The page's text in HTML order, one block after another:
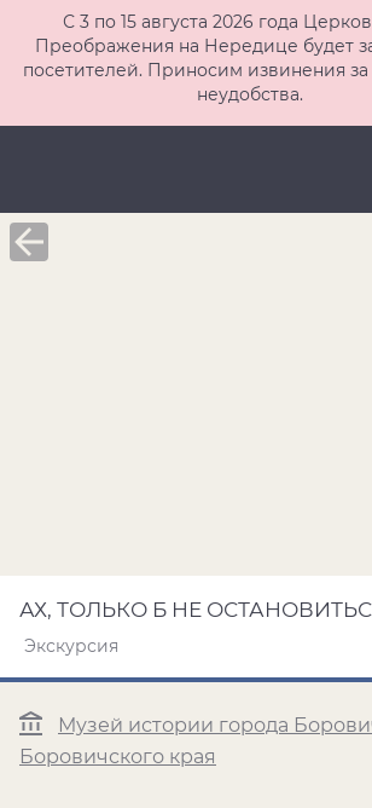
С 3 по 15 августа 2026 года
Преображения на Нередице будет
посетителей. Приносим извинения
неудобства.
АХ, ТОЛЬКО Б НЕ
Экскурсия
Музей истории города
Боровичского края